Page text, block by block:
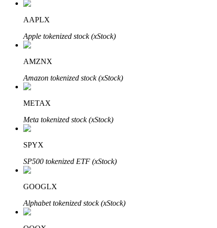
Investasi Otomatis
Raih keuntungan jangka panjang dan kepentingan fleksibel
Pelajari Staking
Pelajari tentang mendapatkan penghasilan pasif
AAPLX
Apple tokenized stock (xStock)
AMZNX
Amazon tokenized stock (xStock)
METAX
Meta tokenized stock (xStock)
SPYX
SP500 tokenized ETF (xStock)
GOOGLX
Alphabet tokenized stock (xStock)